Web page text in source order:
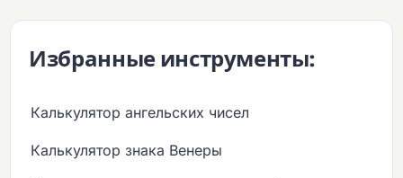
Избранные инструменты:
Калькулятор ангельских чисел
Калькулятор знака Венеры